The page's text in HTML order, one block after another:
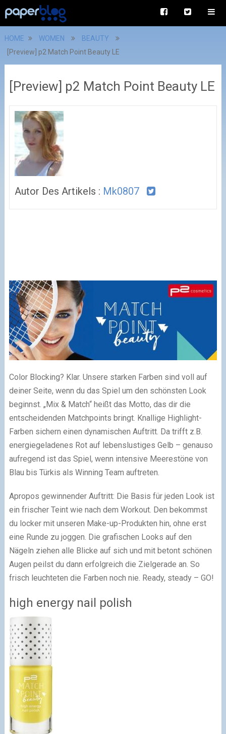
HOME WOMEN
BEAUTY
[Preview] p2 Match Point Beauty LE
[Preview] p2 Match Point Beauty LE
Autor Des Artikels : Mk0807
Color Blocking? Klar. Unsere starken Farben sind voll auf
deiner Seite, wenn du das Spiel um den schönsten Look
beginnst. „Mix & Match“ heißt das Motto, das dir die
entscheidenden Matchpoints bringt. Knallige Highlight-
Farben sichern einen dynamischen Auftritt. Da trifft z.B.
energiegeladenes Rot auf lebenslustiges Gelb – genauso
aufregend ist das Spiel, wenn intensive Meerestöne von
Blau bis Türkis als Winning Team auftreten.
Apropos gewinnender Auftritt: Die Basis für jeden Look ist
ein frischer Teint wie nach dem Workout. Den bekommst
du locker mit unseren Make-up-Produkten hin, ohne erst
eine Runde zu joggen. Die grafischen Looks auf den
Nägeln ziehen alle Blicke auf sich und mit betont schönen
Augen peilst du dann erfolgreich die Zielgerade an. So
frisch leuchteten die Farben noch nie. Ready, steady – GO!
high energy nail polish